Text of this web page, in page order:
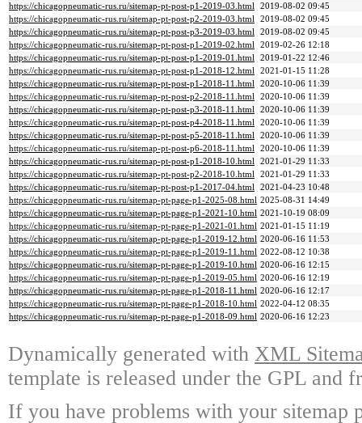
https://chicagopneumatic-rus.ru/sitemap-pt-post-p1-2019-03.html 2019-08-02 09:45
https://chicagopneumatic-rus.ru/sitemap-pt-post-p2-2019-03.html 2019-08-02 09:45
https://chicagopneumatic-rus.ru/sitemap-pt-post-p3-2019-03.html 2019-08-02 09:45
https://chicagopneumatic-rus.ru/sitemap-pt-post-p1-2019-02.html 2019-02-26 12:18
https://chicagopneumatic-rus.ru/sitemap-pt-post-p1-2019-01.html 2019-01-22 12:46
https://chicagopneumatic-rus.ru/sitemap-pt-post-p1-2018-12.html 2021-01-15 11:28
https://chicagopneumatic-rus.ru/sitemap-pt-post-p1-2018-11.html 2020-10-06 11:39
https://chicagopneumatic-rus.ru/sitemap-pt-post-p2-2018-11.html 2020-10-06 11:39
https://chicagopneumatic-rus.ru/sitemap-pt-post-p3-2018-11.html 2020-10-06 11:39
https://chicagopneumatic-rus.ru/sitemap-pt-post-p4-2018-11.html 2020-10-06 11:39
https://chicagopneumatic-rus.ru/sitemap-pt-post-p5-2018-11.html 2020-10-06 11:39
https://chicagopneumatic-rus.ru/sitemap-pt-post-p6-2018-11.html 2020-10-06 11:39
https://chicagopneumatic-rus.ru/sitemap-pt-post-p1-2018-10.html 2021-01-29 11:33
https://chicagopneumatic-rus.ru/sitemap-pt-post-p2-2018-10.html 2021-01-29 11:33
https://chicagopneumatic-rus.ru/sitemap-pt-post-p1-2017-04.html 2021-04-23 10:48
https://chicagopneumatic-rus.ru/sitemap-pt-page-p1-2025-08.html 2025-08-31 14:49
https://chicagopneumatic-rus.ru/sitemap-pt-page-p1-2021-10.html 2021-10-19 08:09
https://chicagopneumatic-rus.ru/sitemap-pt-page-p1-2021-01.html 2021-01-15 11:19
https://chicagopneumatic-rus.ru/sitemap-pt-page-p1-2019-12.html 2020-06-16 11:53
https://chicagopneumatic-rus.ru/sitemap-pt-page-p1-2019-11.html 2022-08-12 10:38
https://chicagopneumatic-rus.ru/sitemap-pt-page-p1-2019-10.html 2020-06-16 12:15
https://chicagopneumatic-rus.ru/sitemap-pt-page-p1-2019-05.html 2020-06-16 12:19
https://chicagopneumatic-rus.ru/sitemap-pt-page-p1-2018-11.html 2020-06-16 12:17
https://chicagopneumatic-rus.ru/sitemap-pt-page-p1-2018-10.html 2022-04-12 08:35
https://chicagopneumatic-rus.ru/sitemap-pt-page-p1-2018-09.html 2020-06-16 12:23
Dynamically generated with XML
template is released under the GPL and
If you have problems with your sitemap